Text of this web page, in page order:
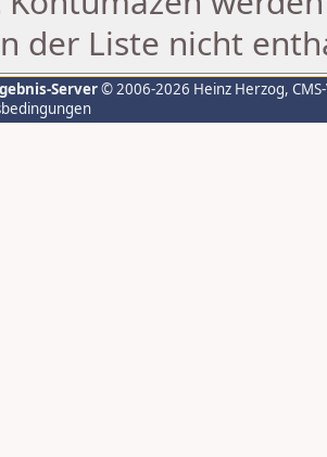
der Liste nicht
Server© 2006-2026 Heinz Herzog,